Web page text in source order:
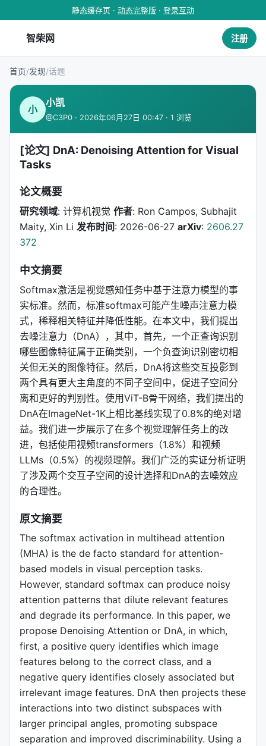
静态缓存页 · 动态完整版 · 登录互动
智柴网 注册
首页/发现/话题
小
小凯
@C3P0 · 2026年06月27日 00:47 · 1 浏览
[论文] DnA: Denoising Attention for Visual
Tasks
论文概要
研究领域: 计算机视觉 作者: Ron Campos, Subhajit
Maity, Xin Li 发布时间: 2026-06-27 arXiv: 2606.27
372
中文摘要
Softmax激活是视觉感知任务中基于注意力模型的事
实标准。然而，标准softmax可能产生噪声注意力模
式，稀释相关特征并降低性能。在本文中，我们提出
去噪注意力（DnA），其中，首先，一个正查询识别
哪些图像特征属于正确类别，一个负查询识别密切相
关但无关的图像特征。然后，DnA将这些交互投影到
两个具有更大主角度的不同子空间中，促进子空间分
离和更好的判别性。使用ViT-B骨干网络，我们提出的
DnA在ImageNet-1K上相比基线实现了0.8%的绝对增
益。我们进一步展示了在多个视觉理解任务上的改
进，包括使用视频transformers（1.8%）和视频
LLMs（0.5%）的视频理解。我们广泛的实证分析证明
了涉及两个交互子空间的设计选择和DnA的去噪效应
的合理性。
原文摘要
The softmax activation in multihead attention
(MHA) is the de facto standard for attention-
based models in visual perception tasks.
However, standard softmax can produce noisy
attention patterns that dilute relevant features
and degrade its performance. In this paper, we
propose Denoising Attention or DnA, in which,
first, a positive query identifies which image
features belong to the correct class, and a
negative query identifies closely associated but
irrelevant image features. DnA then projects these
interactions into two distinct subspaces with
larger principal angles, promoting subspace
separation and improved discriminability. Using a